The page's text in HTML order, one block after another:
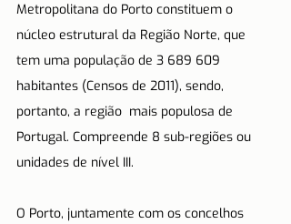
Metropolitana do Porto constituem o
núcleo estrutural da Região Norte, que
tem uma população de 3 689 609
habitantes (Censos de 2011), sendo,
portanto, a região  mais populosa de
Portugal. Compreende 8 sub-regiões ou
unidades de nível III.
O Porto, juntamente com os concelhos